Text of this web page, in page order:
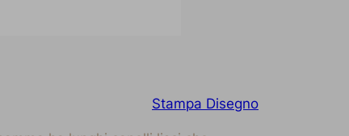
Stampa Disegno